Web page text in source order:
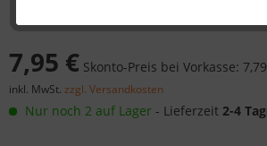
7,95 € Skonto-Preis bei Vorkasse:
inkl. MwSt. zzgl. Versandkosten
Nur noch 2 auf Lager - Lieferzeit 2-4